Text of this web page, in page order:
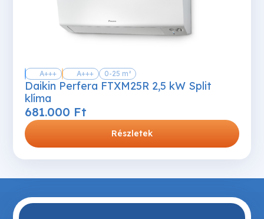
A+++ A+++ 0-25 m²
Daikin Perfera FTXM25R 2,5 kW Split
klíma
681.000 Ft
Részletek